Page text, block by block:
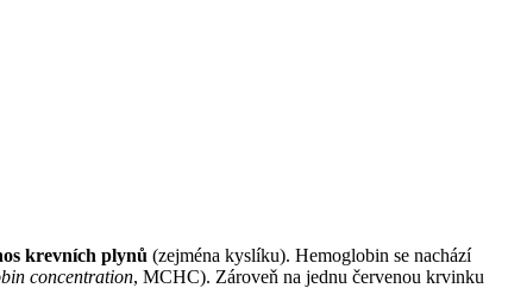
krevních plynů (zejména kyslíku). Hemoglobin se nachází
concentration, MCHC). Zároveň na jednu červenou krvinku